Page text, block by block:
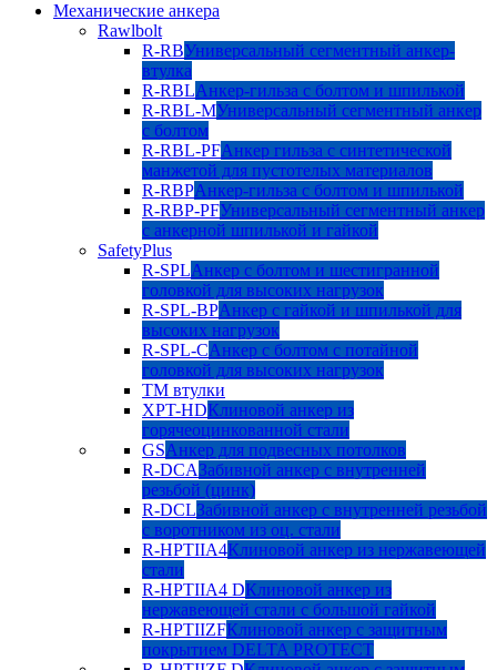
Механические анкера
Rawlbolt
R-RBУниверсальный сегментный анкер-
втулка
R-RBLАнкер-гильза с болтом и шпилькой
R-RBL-MУниверсальный сегментный анкер
с болтом
R-RBL-PFАнкер гильза с синтетической
манжетой для пустотелых материалов
R-RBPАнкер-гильза с болтом и шпилькой
R-RBP-PFУниверсальный сегментный анкер
с анкерной шпилькой и гайкой
SafetyPlus
R-SPLАнкер с болтом и шестигранной
головкой для высоких нагрузок
R-SPL-BPАнкер с гайкой и шпилькой для
высоких нагрузок
R-SPL-CАнкер с болтом с потайной
головкой для высоких нагрузок
TM втулки
XPT-HDКлиновой анкер из
горячеоцинкованной стали
GSАнкер для подвесных потолков
R-DCAЗабивной анкер с внутренней
резьбой (цинк)
R-DCLЗабивной анкер с внутренней резьбой
с воротником из оц. стали
R-HPTIIA4Клиновой анкер из нержавеющей
стали
R-HPTIIA4 DКлиновой анкер из
нержавеющей стали с большой гайкой
R-HPTIIZFКлиновой анкер с защитным
покрытием DELTA PROTECT